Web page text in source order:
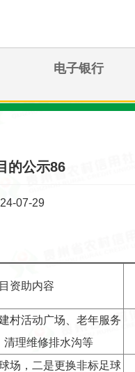
电子银行
的公示86
07-29
资助内容
村活动广场、老年服务
清理维修排水沟等
场，二是更换非标足球